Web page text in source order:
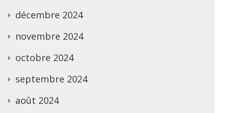
décembre 2024
novembre 2024
octobre 2024
septembre 2024
août 2024